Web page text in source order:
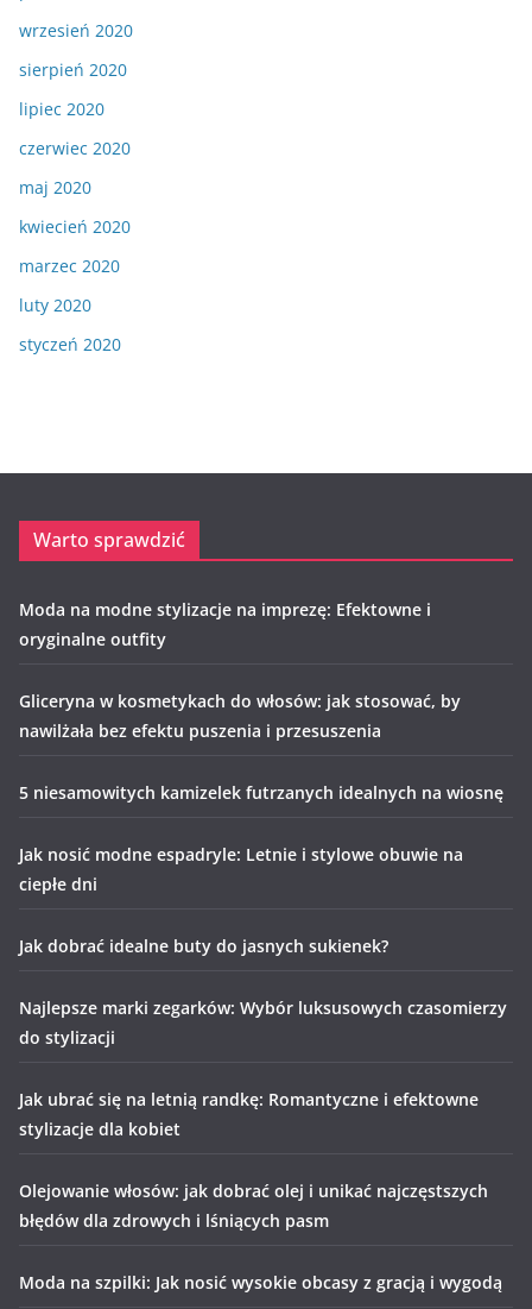
wrzesień 2020
sierpień 2020
lipiec 2020
czerwiec 2020
maj 2020
kwiecień 2020
marzec 2020
luty 2020
styczeń 2020
Warto sprawdzić
Moda na modne stylizacje na imprezę: Efektowne i
oryginalne outfity
Gliceryna w kosmetykach do włosów: jak stosować, by
nawilżała bez efektu puszenia i przesuszenia
5 niesamowitych kamizelek futrzanych idealnych na wiosnę
Jak nosić modne espadryle: Letnie i stylowe obuwie na
ciepłe dni
Jak dobrać idealne buty do jasnych sukienek?
Najlepsze marki zegarków: Wybór luksusowych czasomierzy
do stylizacji
Jak ubrać się na letnią randkę: Romantyczne i efektowne
stylizacje dla kobiet
Olejowanie włosów: jak dobrać olej i unikać najczęstszych
błędów dla zdrowych i lśniących pasm
Moda na szpilki: Jak nosić wysokie obcasy z gracją i wygodą